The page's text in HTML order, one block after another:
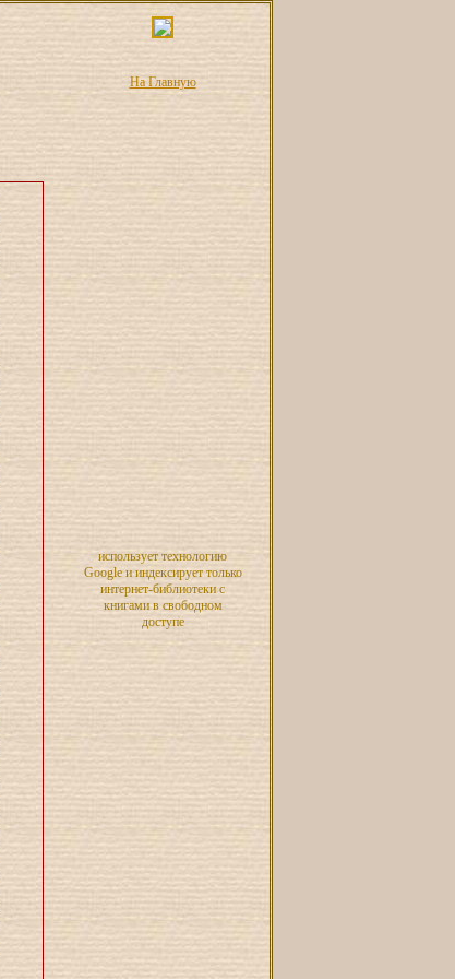
На Главную
использует технологию
Google и индексирует только
интернет-библиотеки с
книгами в свободном
доступе